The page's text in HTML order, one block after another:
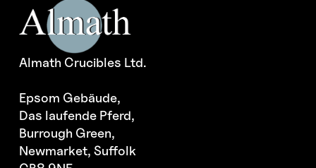
Almath Crucibles Ltd.
Epsom Gebäude,
Das laufende Pferd,
Burrough Green,
Newmarket, Suffolk